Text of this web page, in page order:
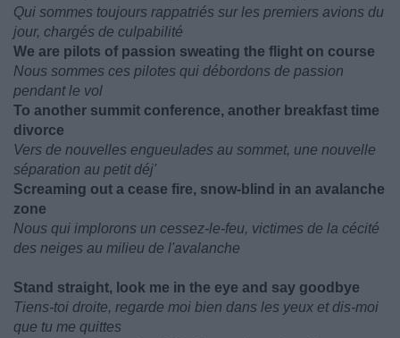
Qui sommes toujours rappatriés sur les premiers avions du
jour, chargés de culpabilité
We are pilots of passion sweating the flight on course
Nous sommes ces pilotes qui débordons de passion
pendant le vol
To another summit conference, another breakfast time
divorce
Vers de nouvelles engueulades au sommet, une nouvelle
séparation au petit déj'
Screaming out a cease fire, snow-blind in an avalanche
zone
Nous qui implorons un cessez-le-feu, victimes de la cécité
des neiges au milieu de l'avalanche
Stand straight, look me in the eye and say goodbye
Tiens-toi droite, regarde moi bien dans les yeux et dis-moi
que tu me quittes